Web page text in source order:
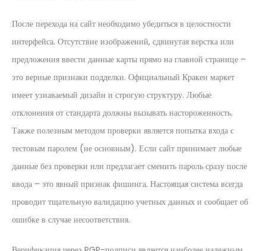
После перехода на сайт необходимо убедиться в целостности
интерфейса. Отсутствие изображений, сдвинутая верстка или
предложения ввести данные карты прямо на главной странице –
это верные признаки подделки. Официальный Кракен маркет
имеет узнаваемый дизайн и строгую структуру. Любые
отклонения от стандарта должны вызывать настороженность.
Также полезным методом проверки является попытка входа с
тестовым паролем (не основным). Если сайт принимает любые
данные без проверки или предлагает сменить пароль сразу после
ввода – это явный признак фишинга. Настоящая система всегда
проводит тщательную валидацию учетных данных и сообщает об
ошибке в случае несоответствия.